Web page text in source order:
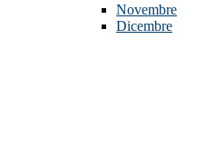
Novembre
Dicembre